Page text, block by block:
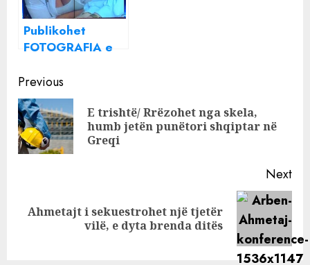
Publikohet
FOTOGRAFIA e
Ademajt disa orë
para se të vritej
Continue
Reading
Previous
E trishtë/ Rrëzohet nga skela,
humb jetën punëtori shqiptar në
Greqi
Next
Next
Ahmetajt i sekuestrohet një tjetër
vilë, e dyta brenda ditës